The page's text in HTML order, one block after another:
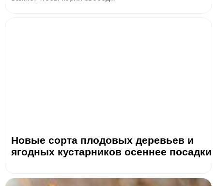
Новые сорта плодовых деревьев и
ягодных кустарников осеннее посадки